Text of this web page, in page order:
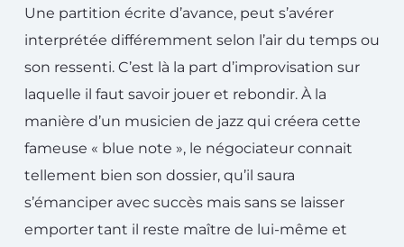
Une partition écrite d’avance, peut s’avérer
interprétée différemment selon l’air du temps ou
son ressenti. C’est là la part d’improvisation sur
laquelle il faut savoir jouer et rebondir. À la
manière d’un musicien de jazz qui créera cette
fameuse « blue note », le négociateur connait
tellement bien son dossier, qu’il saura
s’émanciper avec succès mais sans se laisser
emporter tant il reste maître de lui-même et